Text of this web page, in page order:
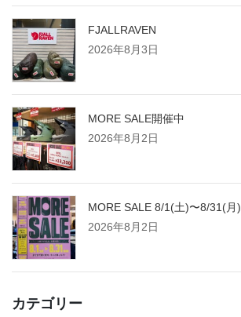
FJALLRAVEN
2026年8月3日
MORE SALE開催中
2026年8月2日
MORE SALE 8/1(土)〜8/31(月)
2026年8月2日
カテゴリー